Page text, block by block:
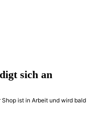
sich an
ist in Arbeit und wird bald